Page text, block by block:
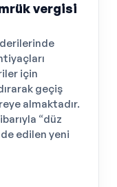
vergisi
için
geçiş
almaktadır.
“düz
edilen yeni